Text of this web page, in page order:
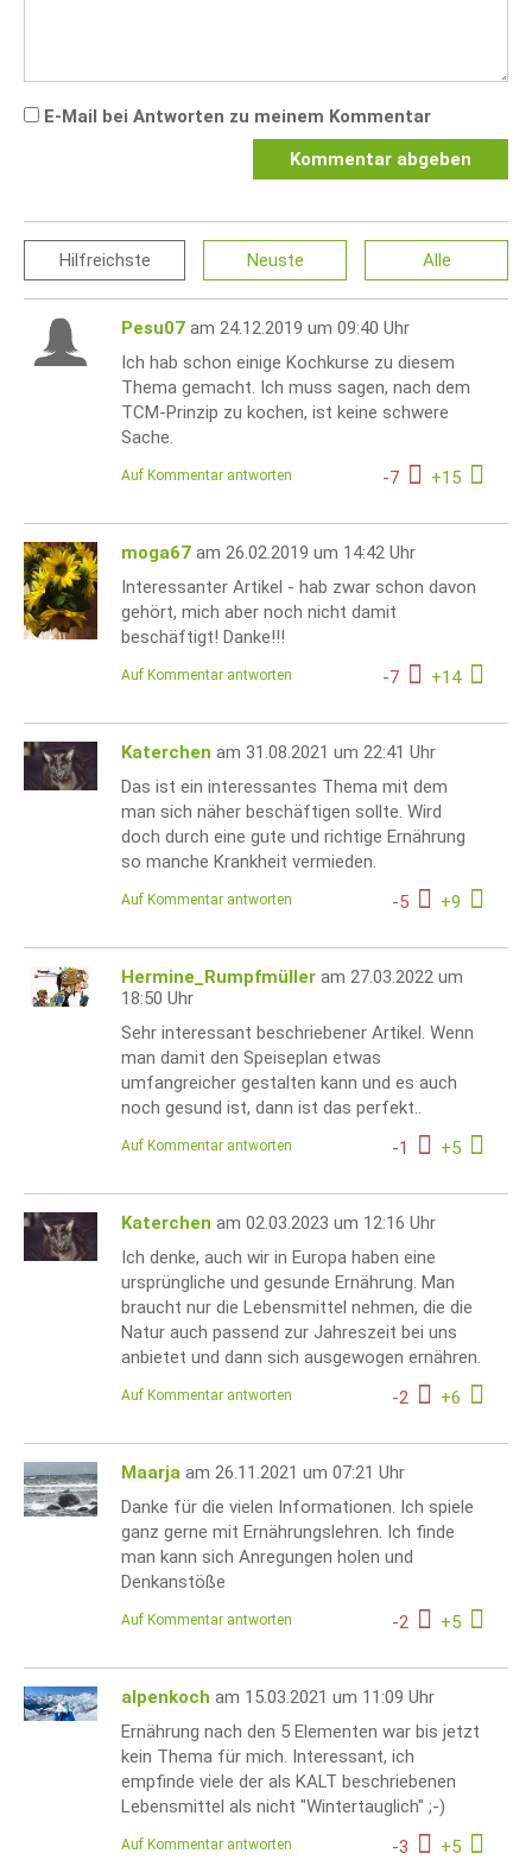
E-Mail bei Antworten zu meinem Kommentar
Kommentar abgeben
Hilfreichste Neuste Alle
Pesu07 am 24.12.2019 um 09:40 Uhr
Ich hab schon einige Kochkurse zu diesem
Thema gemacht. Ich muss sagen, nach dem
TCM-Prinzip zu kochen, ist keine schwere
Sache.
-7 +15
Auf Kommentar antworten
moga67 am 26.02.2019 um 14:42 Uhr
Interessanter Artikel - hab zwar schon davon
gehört, mich aber noch nicht damit
beschäftigt! Danke!!!
-7 +14
Auf Kommentar antworten
Katerchen am 31.08.2021 um 22:41 Uhr
Das ist ein interessantes Thema mit dem
man sich näher beschäftigen sollte. Wird
doch durch eine gute und richtige Ernährung
so manche Krankheit vermieden.
-5 +9
Auf Kommentar antworten
Hermine_Rumpfmüller am 27.03.2022 um
18:50 Uhr
Sehr interessant beschriebener Artikel. Wenn
man damit den Speiseplan etwas
umfangreicher gestalten kann und es auch
noch gesund ist, dann ist das perfekt..
-1 +5
Auf Kommentar antworten
Katerchen am 02.03.2023 um 12:16 Uhr
Ich denke, auch wir in Europa haben eine
ursprüngliche und gesunde Ernährung. Man
braucht nur die Lebensmittel nehmen, die die
Natur auch passend zur Jahreszeit bei uns
anbietet und dann sich ausgewogen ernähren.
-2 +6
Auf Kommentar antworten
Maarja am 26.11.2021 um 07:21 Uhr
Danke für die vielen Informationen. Ich spiele
ganz gerne mit Ernährungslehren. Ich finde
man kann sich Anregungen holen und
Denkanstöße
-2 +5
Auf Kommentar antworten
alpenkoch am 15.03.2021 um 11:09 Uhr
Ernährung nach den 5 Elementen war bis jetzt
kein Thema für mich. Interessant, ich
empfinde viele der als KALT beschriebenen
Lebensmittel als nicht "Wintertauglich" ;-)
-3 +5
Auf Kommentar antworten